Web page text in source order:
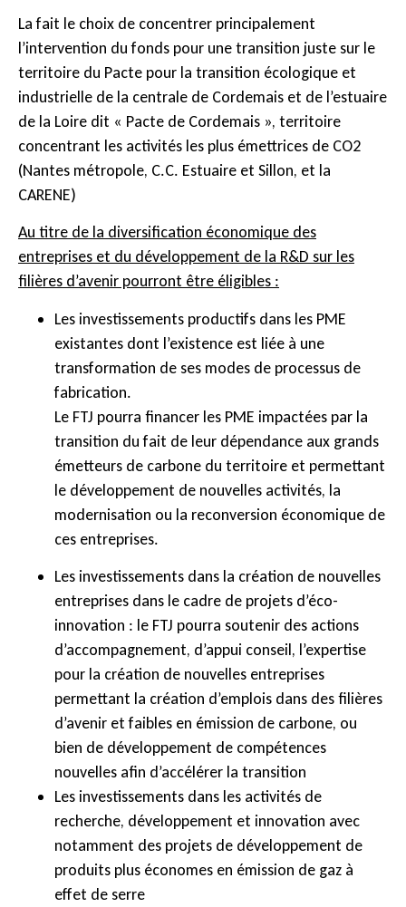
La fait le choix de concentrer principalement
l’intervention du fonds pour une transition juste sur le
territoire du Pacte pour la transition écologique et
industrielle de la centrale de Cordemais et de l’estuaire
de la Loire dit « Pacte de Cordemais », territoire
concentrant les activités les plus émettrices de CO2
(Nantes métropole, C.C. Estuaire et Sillon, et la
CARENE)
Au titre de la diversification économique des
entreprises et du développement de la R&D sur les
filières d’avenir pourront être éligibles :
Les investissements productifs dans les PME
existantes dont l’existence est liée à une
transformation de ses modes de processus de
fabrication.
Le FTJ pourra financer les PME impactées par la
transition du fait de leur dépendance aux grands
émetteurs de carbone du territoire et permettant
le développement de nouvelles activités, la
modernisation ou la reconversion économique de
ces entreprises.
Les investissements dans la création de nouvelles
entreprises dans le cadre de projets d’éco-
innovation : le FTJ pourra soutenir des actions
d’accompagnement, d’appui conseil, l’expertise
pour la création de nouvelles entreprises
permettant la création d’emplois dans des filières
d’avenir et faibles en émission de carbone, ou
bien de développement de compétences
nouvelles afin d’accélérer la transition
Les investissements dans les activités de
recherche, développement et innovation avec
notamment des projets de développement de
produits plus économes en émission de gaz à
effet de serre